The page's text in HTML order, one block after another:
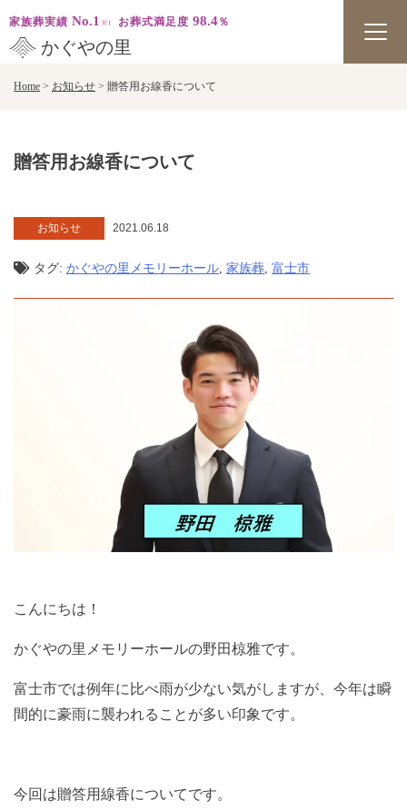
かぐやの里
家族葬実績 No.1 お葬式満足度 98.4％
Home > お知らせ > 贈答用お線香について
贈答用お線香について
お知らせ 2021.06.18
タグ: かぐやの里メモリーホール, 家族葬, 富士市
こんにちは！
かぐやの里メモリーホールの野田椋雅です。
富士市では例年に比べ雨が少ない気がしますが、今年は瞬
間的に豪雨に襲われることが多い印象です。
今回は贈答用線香についてです。